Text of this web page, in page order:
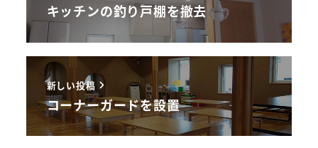
キッチンの釣り戸棚を撤去
新しい投稿
コーナーガードを設置